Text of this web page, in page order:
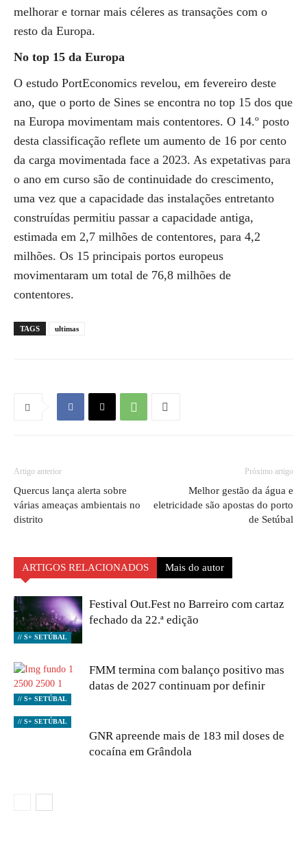
melhorar e tornar mais céleres as transações com o
resto da Europa.
No top 15 da Europa
O estudo PortEconomics revelou, em fevereiro deste
ano, que o porto de Sines se encontra no top 15 dos que
na Europa movimentam mais contentores. O 14.º posto
desta classificação reflete um aumento de 16 por cento
da carga movimentada face a 2023. As expetativas para
o ano em curso são de continuidade do crescimento,
uma vez que a capacidade das instalações entretanto
construídas permitiu passar a capacidade antiga,
estimada em 2,7 milhões de contentores, para 4,2
milhões. Os 15 principais portos europeus
movimentaram um total de 76,8 milhões de
contentores.
TAGS ultimas
Artigo anterior
Quercus lança alerta sobre
várias ameaças ambientais no
distrito
Próximo artigo
Melhor gestão da água e
eletricidade são apostas do porto
de Setúbal
ARTIGOS RELACIONADOS Mais do autor
// S+ SETÚBAL
Festival Out.Fest no Barreiro com cartaz
fechado da 22.ª edição
// S+ SETÚBAL
FMM termina com balanço positivo mas
datas de 2027 continuam por definir
// S+ SETÚBAL
GNR apreende mais de 183 mil doses de
cocaína em Grândola